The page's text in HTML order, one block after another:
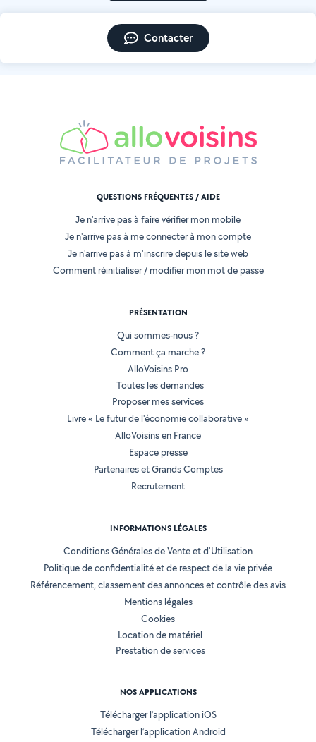
Contacter
QUESTIONS FRÉQUENTES / AIDE
Je n'arrive pas à faire vérifier mon mobile
Je n'arrive pas à me connecter à mon compte
Je n'arrive pas à m'inscrire depuis le site web
Comment réinitialiser / modifier mon mot de passe
PRÉSENTATION
Qui sommes-nous ?
Comment ça marche ?
AlloVoisins Pro
Toutes les demandes
Proposer mes services
Livre « Le futur de l'économie collaborative »
AlloVoisins en France
Espace presse
Partenaires et Grands Comptes
Recrutement
INFORMATIONS LÉGALES
Conditions Générales de Vente et d'Utilisation
Politique de confidentialité et de respect de la vie privée
Référencement, classement des annonces et contrôle des avis
Mentions légales
Cookies
Location de matériel
Prestation de services
NOS APPLICATIONS
Télécharger l’application iOS
Télécharger l’application Android